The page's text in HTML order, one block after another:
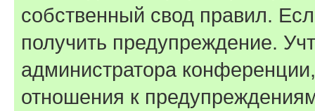
собственный свод правил.
получить предупреждение.
администратора
отношения к